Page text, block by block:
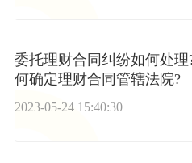
委托理财合同纠纷如何处理
何确定理财合同管辖法院?
2023-05-24 15:40:30